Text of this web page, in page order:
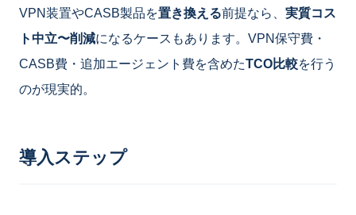
VPN装置やCASB製品を置き換える前提なら、 実質コス
ト中立〜削減になるケースもあります。VPN保守費・
CASB費・追加エージェント費を含めたTCO比較を行う
のが現実的。
導入ステップ